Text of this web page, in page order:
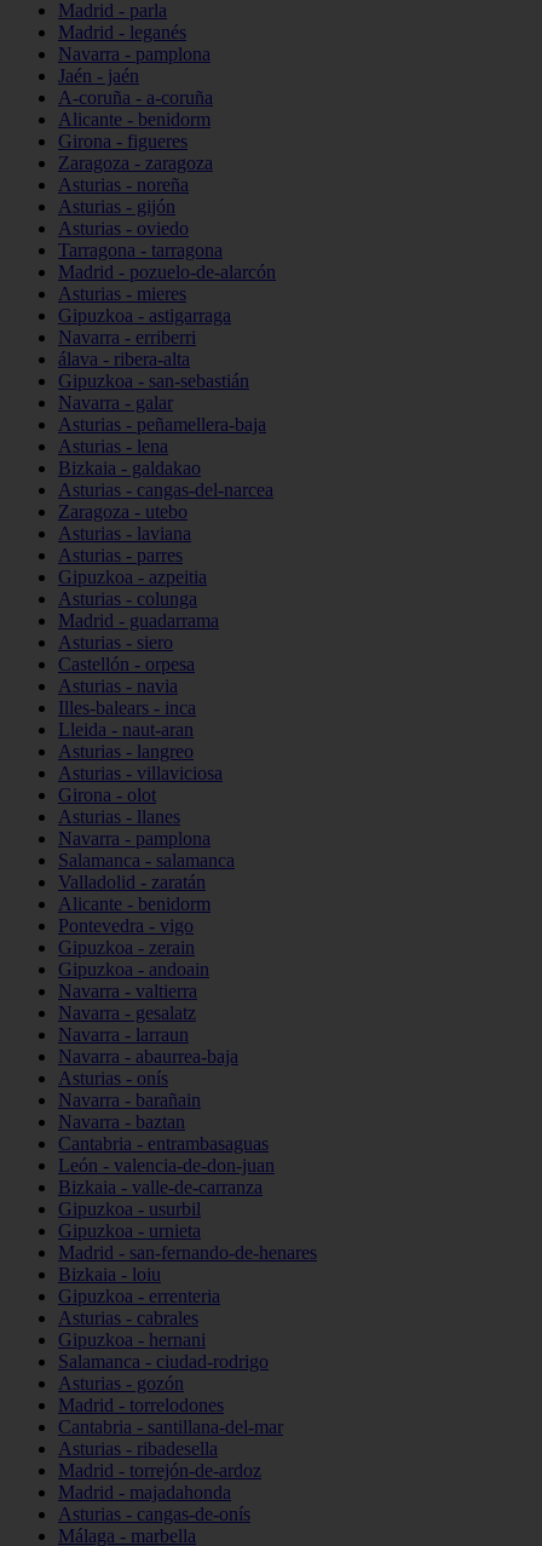
Madrid - parla
Madrid - leganés
Navarra - pamplona
Jaén - jaén
A-coruña - a-coruña
Alicante - benidorm
Girona - figueres
Zaragoza - zaragoza
Asturias - noreña
Asturias - gijón
Asturias - oviedo
Tarragona - tarragona
Madrid - pozuelo-de-alarcón
Asturias - mieres
Gipuzkoa - astigarraga
Navarra - erriberri
álava - ribera-alta
Gipuzkoa - san-sebastián
Navarra - galar
Asturias - peñamellera-baja
Asturias - lena
Bizkaia - galdakao
Asturias - cangas-del-narcea
Zaragoza - utebo
Asturias - laviana
Asturias - parres
Gipuzkoa - azpeitia
Asturias - colunga
Madrid - guadarrama
Asturias - siero
Castellón - orpesa
Asturias - navia
Illes-balears - inca
Lleida - naut-aran
Asturias - langreo
Asturias - villaviciosa
Girona - olot
Asturias - llanes
Navarra - pamplona
Salamanca - salamanca
Valladolid - zaratán
Alicante - benidorm
Pontevedra - vigo
Gipuzkoa - zerain
Gipuzkoa - andoain
Navarra - valtierra
Navarra - gesalatz
Navarra - larraun
Navarra - abaurrea-baja
Asturias - onís
Navarra - barañain
Navarra - baztan
Cantabria - entrambasaguas
León - valencia-de-don-juan
Bizkaia - valle-de-carranza
Gipuzkoa - usurbil
Gipuzkoa - urnieta
Madrid - san-fernando-de-henares
Bizkaia - loiu
Gipuzkoa - errenteria
Asturias - cabrales
Gipuzkoa - hernani
Salamanca - ciudad-rodrigo
Asturias - gozón
Madrid - torrelodones
Cantabria - santillana-del-mar
Asturias - ribadesella
Madrid - torrejón-de-ardoz
Madrid - majadahonda
Asturias - cangas-de-onís
Málaga - marbella